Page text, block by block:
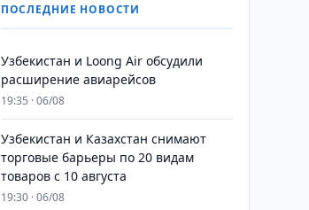
ПОСЛЕДНИЕ НОВОСТИ
Узбекистан и Loong Air обсудили
расширение авиарейсов
19:35 · 06/08
Узбекистан и Казахстан снимают
торговые барьеры по 20 видам
товаров с 10 августа
19:30 · 06/08